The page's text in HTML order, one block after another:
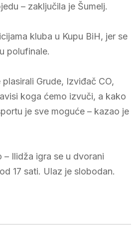
– zaključila je Šumelj.
kluba u Kupu BiH, jer se
polufinale.
Grude, Izviđač CO,
koga ćemo izvuči, a kako
je sve moguće – kazao je
Ilidža igra se u dvorani
17 sati. Ulaz je slobodan.